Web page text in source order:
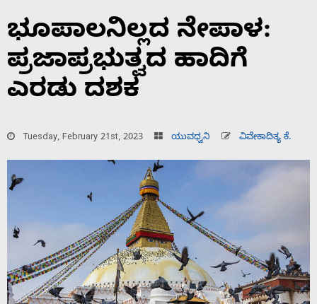
ಭೂಪಾಲನಿಲ್ಲದ ನೇಪಾಳ:
ಪ್ರಜಾಪ್ರಭುತ್ವದ ಹಾದಿಗೆ
ಎರಡು ದಶಕ
Tuesday, February 21st, 2023 ಯುವಧ್ವನಿ ವಿವೇಕಾದಿತ್ಯ ಕೆ.